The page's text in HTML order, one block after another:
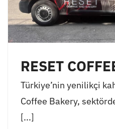
RESET
Türkiye’nin yenilikçi
Coffee Bakery,
[...]